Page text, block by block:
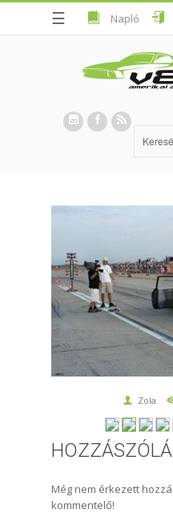
☰ Napló
Zola
Még nem érkezett
kommentelő!